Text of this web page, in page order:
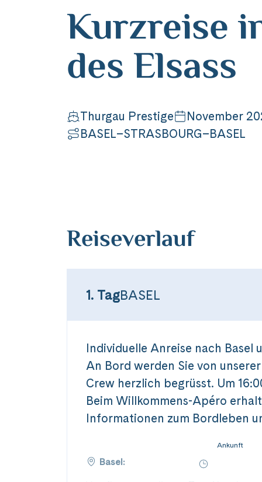
Kurzreise
des Elsass
Thurgau Prestige
November
BASEL–STRASBOURG–BASEL
Reiseverlauf
1. TagBASEL
Individuelle Anreise nach Basel
An Bord werden Sie von
Crew herzlich begrüsst. Um
Beim Willkommens-Apéro
Informationen zum Bordleben
Ankunft
Basel: